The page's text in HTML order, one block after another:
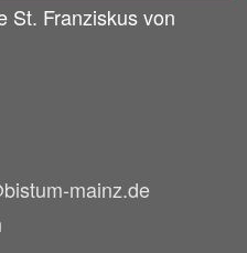
St. Franziskus von
mainz.de